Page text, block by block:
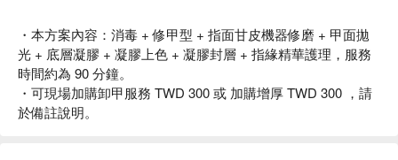
・本方案內容：消毒 + 修甲型 + 指面甘皮機器修磨 + 甲面拋
光 + 底層凝膠 + 凝膠上色 + 凝膠封層 + 指緣精華護理，服務
時間約為 90 分鐘。
・可現場加購卸甲服務 TWD 300 或 加購增厚 TWD 300 ，請
於備註說明。